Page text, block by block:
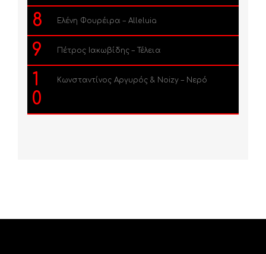
8 Ελένη Φουρέιρα – Alleluia
9 Πέτρος Ιακωβίδης – Τέλεια
1
0
Κωνσταντίνος Αργυρός & Noizy – Νερό